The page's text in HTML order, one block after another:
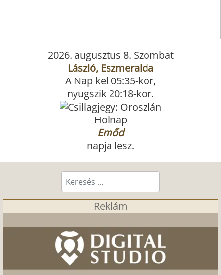
2026. augusztus 8. Szombat
László, Eszmeralda
A Nap kel 05:35-kor,
nyugszik 20:18-kor.
Holnap
Emőd
napja lesz.
Keresés...
Reklám